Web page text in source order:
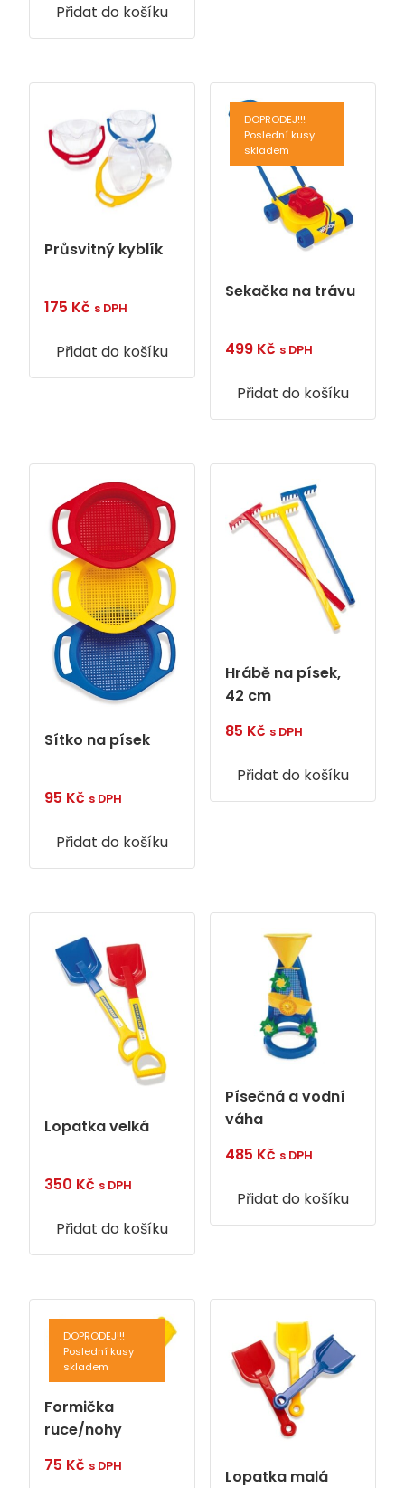
Přidat do košíku
Průsvitný kyblík
175 Kč s DPH
Přidat do košíku
DOPRODEJ!!!
Poslední kusy
skladem
Sekačka na trávu
499 Kč s DPH
Přidat do košíku
Sítko na písek
95 Kč s DPH
Přidat do košíku
Hrábě na písek,
42 cm
85 Kč s DPH
Přidat do košíku
Lopatka velká
350 Kč s DPH
Přidat do košíku
Písečná a vodní
váha
485 Kč s DPH
Přidat do košíku
DOPRODEJ!!!
Poslední kusy
skladem
Formička
ruce/nohy
75 Kč s DPH
Lopatka malá